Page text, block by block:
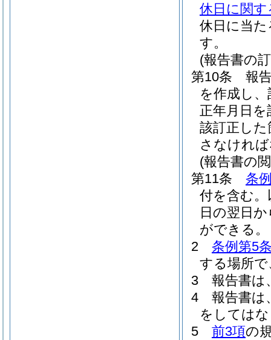
休日に関す
休日に当
す。
(報告書の
第10条
報
を作成し
正年月日
該訂正し
さなけれ
(報告書の
第11条
条
付を含む
日の翌日
ができる。
2
条例第5
する場所
3
報告書は
4
報告書は
をしては
5
前3項の